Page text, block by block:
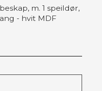
m. 1 speildør,
- hvit MDF